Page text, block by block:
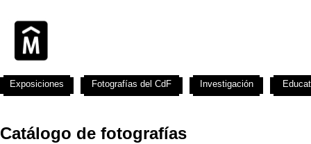
Catálogo de fotografías
Exposiciones Fotografías del CdF Investigación